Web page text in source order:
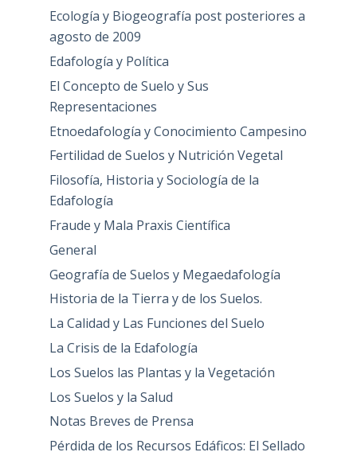
Ecología y Biogeografía post posteriores a
agosto de 2009
Edafología y Política
El Concepto de Suelo y Sus
Representaciones
Etnoedafología y Conocimiento Campesino
Fertilidad de Suelos y Nutrición Vegetal
Filosofía, Historia y Sociología de la
Edafología
Fraude y Mala Praxis Científica
General
Geografía de Suelos y Megaedafología
Historia de la Tierra y de los Suelos.
La Calidad y Las Funciones del Suelo
La Crisis de la Edafología
Los Suelos las Plantas y la Vegetación
Los Suelos y la Salud
Notas Breves de Prensa
Pérdida de los Recursos Edáficos: El Sellado